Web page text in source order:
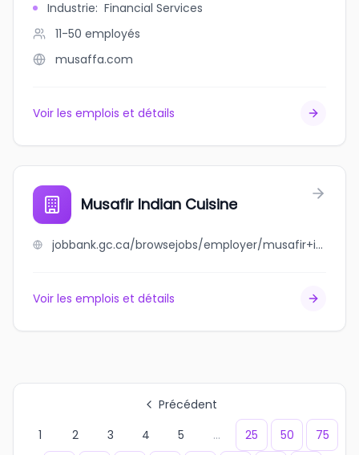
Industrie: Financial Services
11-50 employés
musaffa.com
Voir les emplois et détails
Musafir Indian Cuisine
jobbank.gc.ca/browsejobs/employer/musafir+indian+cuisine/ca
Voir les emplois et détails
Précédent
1
2 3 4 5 ... 25 50 75